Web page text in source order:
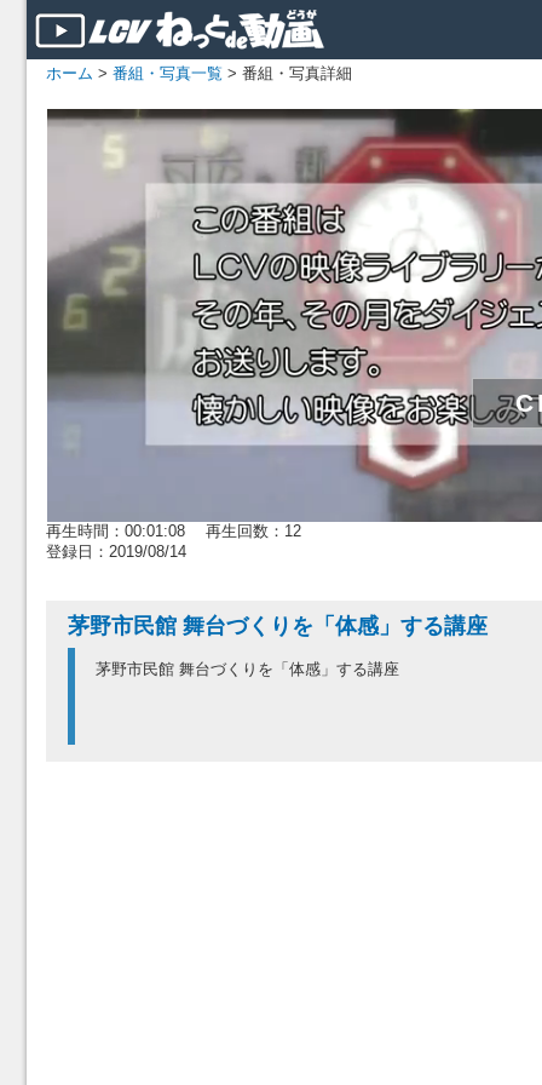
ホーム > 番組・写真一覧 > 番組・写真詳細
再生時間：00:01:08 再生回数：12
登録日：2019/08/14
茅野市民館 舞台づくりを「体感」する講座
茅野市民館 舞台づくりを「体感」する講座